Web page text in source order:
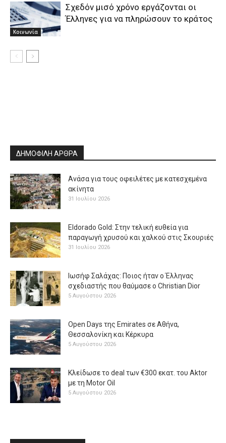
Κοινωνία
Σχεδόν μισό χρόνο εργάζονται οι
Έλληνες για να πληρώσουν το κράτος
ΔΗΜΟΦΙΛΗ ΑΡΘΡΑ
Ανάσα για τους οφειλέτες με κατεσχεμένα
ακίνητα
31 Ιουλίου 2026
Eldorado Gold: Στην τελική ευθεία για
παραγωγή χρυσού και χαλκού στις Σκουριές
31 Ιουλίου 2026
Ιωσήφ Σαλάχας: Ποιος ήταν ο Έλληνας
σχεδιαστής που θαύμασε ο Christian Dior
5 Αυγούστου 2026
Open Days της Emirates σε Αθήνα,
Θεσσαλονίκη και Κέρκυρα
5 Αυγούστου 2026
Κλείδωσε το deal των €300 εκατ. του Aktor
με τη Μotor Oil
5 Αυγούστου 2026